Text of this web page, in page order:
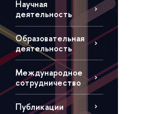
Научная
деятельность
Образовательная
деятельность
Международное
сотрудничество
Публикации